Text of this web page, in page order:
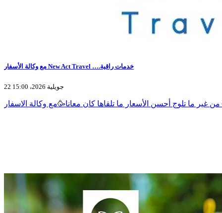
مع وكالة الأسفار New Act Travel ….خدمات راقية
22 جويلية 2026، 15:00